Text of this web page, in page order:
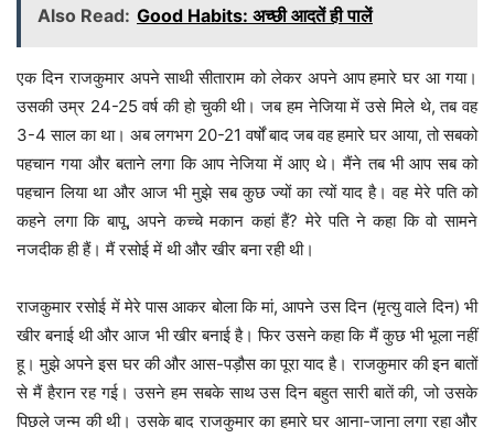
Also Read: Good Habits: अच्छी आदतें ही पालें
एक दिन राजकुमार अपने साथी सीताराम को लेकर अपने आप हमारे घर आ गया।
उसकी उम्र 24-25 वर्ष की हो चुकी थी। जब हम नेजिया में उसे मिले थे, तब वह
3-4 साल का था। अब लगभग 20-21 वर्षों बाद जब वह हमारे घर आया, तो सबको
पहचान गया और बताने लगा कि आप नेजिया में आए थे। मैंने तब भी आप सब को
पहचान लिया था और आज भी मुझे सब कुछ ज्यों का त्यों याद है। वह मेरे पति को
कहने लगा कि बापू, अपने कच्चे मकान कहां हैं? मेरे पति ने कहा कि वो सामने
नजदीक ही हैं। मैं रसोई में थी और खीर बना रही थी।
राजकुमार रसोई में मेरे पास आकर बोला कि मां, आपने उस दिन (मृत्यु वाले दिन) भी
खीर बनाई थी और आज भी खीर बनाई है। फिर उसने कहा कि मैं कुछ भी भूला नहीं
हू। मुझे अपने इस घर की और आस-पड़ौस का पूरा याद है। राजकुमार की इन बातों
से मैं हैरान रह गई। उसने हम सबके साथ उस दिन बहुत सारी बातें की, जो उसके
पिछले जन्म की थी। उसके बाद राजकुमार का हमारे घर आना-जाना लगा रहा और